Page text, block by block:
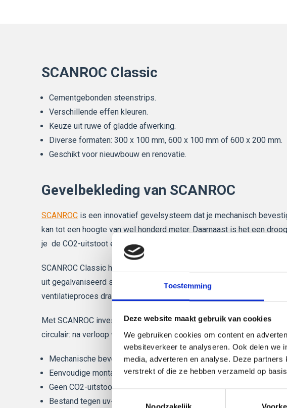
Toestemming
Deze website maakt gebruik van cookies
We gebruiken cookies om content en
websiteverkeer te analyseren. Ook delen we
media, adverteren en analyse. Deze
verstrekt of die ze hebben verzameld op
SCANROC Classic
Cementgebonden steenstrips.
Verschillende effen kleuren.
Keuze uit ruwe of gladde afwerking.
Diverse formaten: 300 x 100 mm, 600 x 100 mm of 600 x 200 mm.
Geschikt voor nieuwbouw en renovatie.
Gevelbekleding van SCANROC
SCANROC is een innovatief gevelsysteem dat je mechanisch
kan tot een hoogte van wel honderd meter. Daarnaast is het een
je de CO2-uitstoot en stikstofproductie tot een minimum beperkt.
SCANROC Classic heeft een afwerking van cementgebonden
uit gegalvaniseerd staal met daartussen isolatiemateriaal. In
ventilatieproces draagt het systeem bij aan een gezonde gevel op de
Met SCANROC investeer je in de toekomst. Het systeem gaat
circulair: na verloop van tijd kun je het eenvoudig demonteren en op
Mechanische bevestiging tot een hoogte van honderd meter.
Eenvoudige montage zonder voegmortel.
Geen CO2-uitstoot en stikstofproductie bij montage op de bouw.
Bestand tegen uv-straling, vorst en schimmel.